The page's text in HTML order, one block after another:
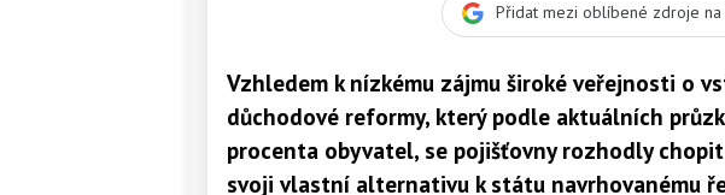
Přidat mezi oblíbené zdroje na
Vzhledem k nízkému zájmu široké veřejnosti o
důchodové reformy, který podle aktuálních
procenta obyvatel, se pojišťovny rozhodly
svoji vlastní alternativu k státu navrhovanému